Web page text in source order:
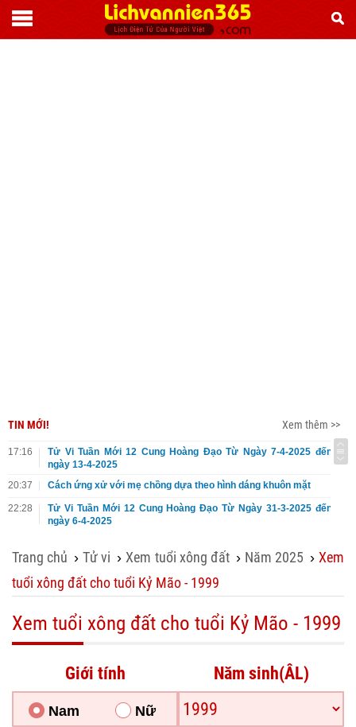
TIN MỚI! Xem thêm >>
17:16
Tử Vi Tuần Mới 12 Cung Hoàng Đạo Từ Ngày 7-4-2025 đến
ngày 13-4-2025
20:37
Cách ứng xử với mẹ chồng dựa theo hình dáng khuôn mặt
22:28
Tử Vi Tuần Mới 12 Cung Hoàng Đạo Từ Ngày 31-3-2025 đến
ngày 6-4-2025
Trang chủ ›Tử vi ›Xem tuổi xông đất › Năm 2025 ›Xem
tuổi xông đất cho tuổi Kỷ Mão - 1999
Xem tuổi xông đất cho tuổi Kỷ Mão - 1999
Giới tính
Nam Nữ
Năm sinh(ÂL)